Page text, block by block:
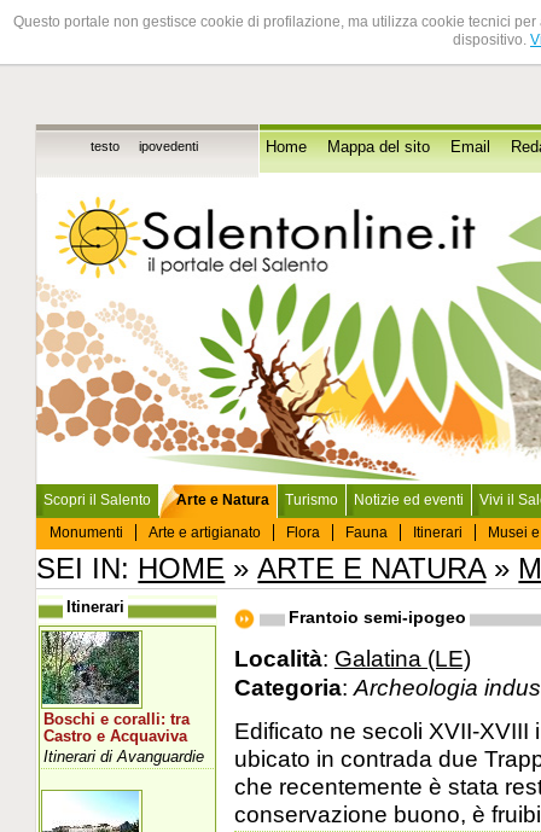
Questo portale non gestisce cookie di profilazione, ma utilizza cookie tecnici
dispositivo.
testo ipovedenti Home Mappa del sito Email
Scopri il Salento
Arte e Natura
Monumenti
Arte e artigianato Flora Fauna Itinerari Musei
Turismo Notizie ed eventi Vivi il
SEI IN: HOME »ARTE E NATURA»
Frantoio semi-ipogeo
Località: Galatina (LE)
Categoria: Archeologia
Edificato ne secoli XVII-XVIII
ubicato in contrada due
che recentemente è stata
conservazione buono, è
Itinerari
Boschi e coralli: tra
Castro e Acquaviva
Itinerari di Avanguardie